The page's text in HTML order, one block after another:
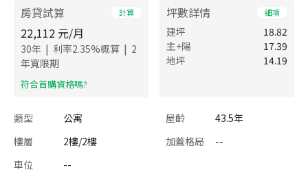
房貸試算 計算
22,112 元/月
30年 | 利率2.35%概算 | 2
年寬限期
​符合首購資格嗎?
坪數詳情 細項
建坪
18.82
主+陽
17.39
地坪
14.19
類型 公寓 屋齡
43.5年
樓層
2樓/2樓 加蓋格局
--
車位
--